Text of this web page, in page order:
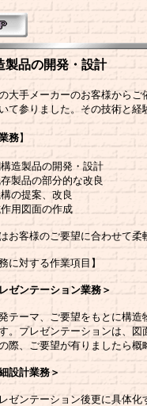
製品の開発・設計
大手メーカーのお客様からご
て参りました。その技術と経
務】
構造製品の開発・設計
製品の部分的な改良
の提案、改良
作用図面の作成
客様のご要望に合わせて柔
に対する作業項目】
ゼンテーション業務＞
ーマ、ご要望をもとに構造
。プレゼンテーションは、図
、ご要望が有りましたら概
設計業務＞
ンテーション後更に具体化